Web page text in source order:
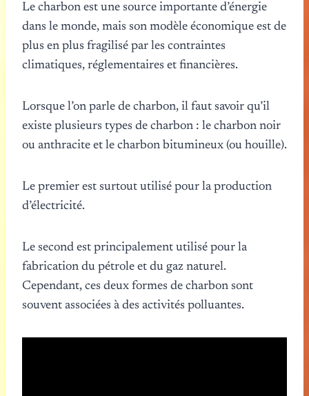
Le charbon est une source importante d’énergie
dans le monde, mais son modèle économique est de
plus en plus fragilisé par les contraintes
climatiques, réglementaires et financières.
Lorsque l’on parle de charbon, il faut savoir qu’il
existe plusieurs types de charbon : le charbon noir
ou anthracite et le charbon bitumineux (ou houille).
Le premier est surtout utilisé pour la production
d’électricité.
Le second est principalement utilisé pour la
fabrication du pétrole et du gaz naturel.
Cependant, ces deux formes de charbon sont
souvent associées à des activités polluantes.